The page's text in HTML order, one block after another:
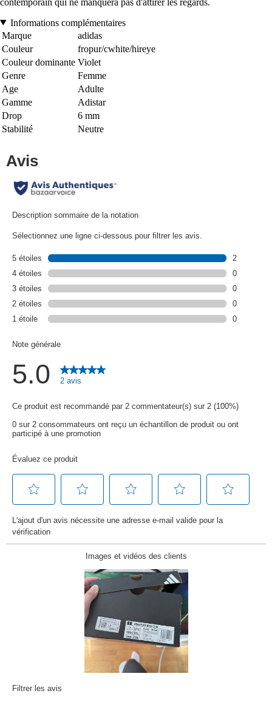
Informations complémentaires
Marque
adidas
Couleur
fropur/cwhite/hireye
Couleur dominante Violet
Genre
Femme
Age
Adulte
Gamme
Adistar
Drop
6 mm
Stabilité
Neutre